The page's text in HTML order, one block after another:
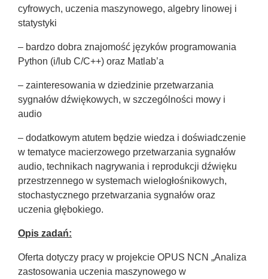
cyfrowych, uczenia maszynowego, algebry linowej i
statystyki
– bardzo dobra znajomość języków programowania
Python (i/lub C/C++) oraz Matlab’a
– zainteresowania w dziedzinie przetwarzania
sygnałów dźwiękowych, w szczególności mowy i
audio
– dodatkowym atutem będzie wiedza i doświadczenie
w tematyce macierzowego przetwarzania sygnałów
audio, technikach nagrywania i reprodukcji dźwięku
przestrzennego w systemach wielogłośnikowych,
stochastycznego przetwarzania sygnałów oraz
uczenia głębokiego.
Opis zadań:
Oferta dotyczy pracy w projekcie OPUS NCN „Analiza
zastosowania uczenia maszynowego w